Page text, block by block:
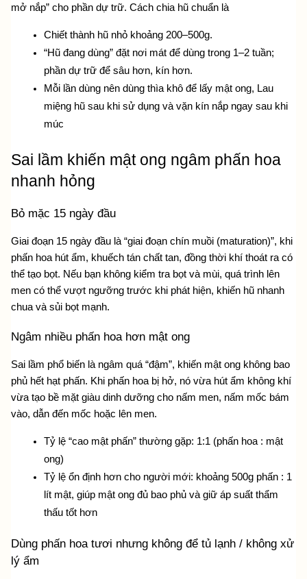
mở nắp” cho phần dự trữ. Cách chia hũ chuẩn là
Chiết thành hũ nhỏ khoảng 200–500g.
“Hũ đang dùng” đặt nơi mát để dùng trong 1–2 tuần;
phần dự trữ để sâu hơn, kín hơn.
Mỗi lần dùng nên dùng thìa khô để lấy mật ong, Lau
miệng hũ sau khi sử dụng và vặn kín nắp ngay sau khi
múc
Sai lầm khiến mật ong ngâm phấn hoa
nhanh hỏng
Bỏ mặc 15 ngày đầu
Giai đoạn 15 ngày đầu là “giai đoạn chín muồi (maturation)”, khi
phấn hoa hút ẩm, khuếch tán chất tan, đồng thời khí thoát ra có
thể tạo bọt. Nếu bạn không kiểm tra bọt và mùi, quá trình lên
men có thể vượt ngưỡng trước khi phát hiện, khiến hũ nhanh
chua và sủi bọt mạnh.
Ngâm nhiều phấn hoa hơn mật ong
Sai lầm phổ biến là ngâm quá “đậm”, khiến mật ong không bao
phủ hết hạt phấn. Khi phấn hoa bị hở, nó vừa hút ẩm không khí
vừa tạo bề mặt giàu dinh dưỡng cho nấm men, nấm mốc bám
vào, dẫn đến mốc hoặc lên men.
Tỷ lệ “cao mật phấn” thường gặp: 1:1 (phấn hoa : mật
ong)
Tỷ lệ ổn định hơn cho người mới: khoảng 500g phấn : 1
lít mật, giúp mật ong đủ bao phủ và giữ áp suất thẩm
thấu tốt hơn
Dùng phấn hoa tươi nhưng không để tủ lạnh / không xử
lý ẩm